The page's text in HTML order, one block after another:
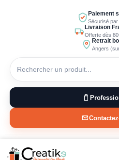
Paiement
Sécurisé par
Livraison
Offerte dès
Retrait
Angers